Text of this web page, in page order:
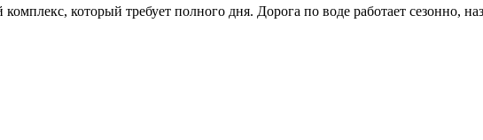
который требует полного дня. Дорога по воде работает сезонно,